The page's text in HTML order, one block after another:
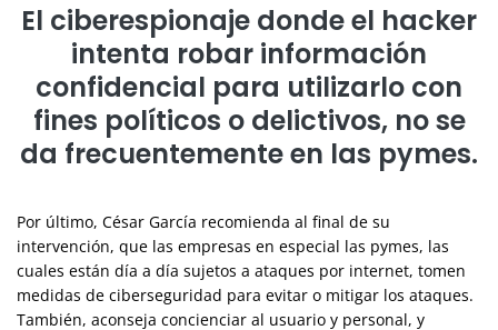
El ciberespionaje donde el hacker
intenta robar información
confidencial para utilizarlo con
fines políticos o delictivos, no se
da frecuentemente en las pymes.
Por último, César García recomienda al final de su
intervención, que las empresas en especial las pymes, las
cuales están día a día sujetos a ataques por internet, tomen
medidas de ciberseguridad para evitar o mitigar los ataques.
También, aconseja concienciar al usuario y personal, y